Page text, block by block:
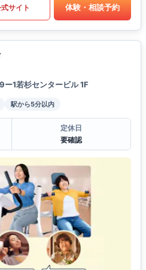
サイト 体験・相談予約
1若杉センタービル 1F
駅から5分以内
定休日
要確認